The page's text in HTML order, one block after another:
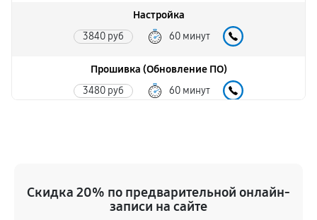
Настройка
3840 руб 60 минут
Прошивка (Обновление ПО)
3480 руб 60 минут
5760 руб 60 минут
Скидка 20% по предварительной онлайн-
записи на сайте